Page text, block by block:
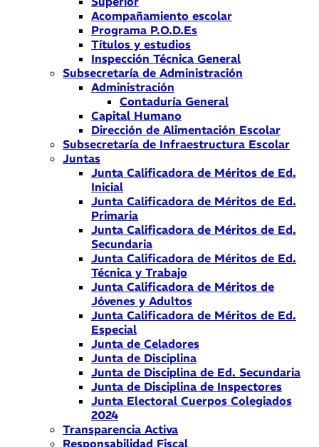
Acompañamiento escolar
Programa P.O.D.Es
Títulos y estudios
Inspección Técnica General
Subsecretaría de Administración
Administración
Contaduría General
Capital Humano
Dirección de Alimentación Escolar
Subsecretaría de Infraestructura Escolar
Juntas
Junta Calificadora de Méritos de Ed.
Inicial
Junta Calificadora de Méritos de Ed.
Primaria
Junta Calificadora de Méritos de Ed.
Secundaria
Junta Calificadora de Méritos de Ed.
Técnica y Trabajo
Junta Calificadora de Méritos de
Jóvenes y Adultos
Junta Calificadora de Méritos de Ed.
Especial
Junta de Celadores
Junta de Disciplina
Junta de Disciplina de Ed. Secundaria
Junta de Disciplina de Inspectores
Junta Electoral Cuerpos Colegiados
2024
Transparencia Activa
Responsabilidad Fiscal